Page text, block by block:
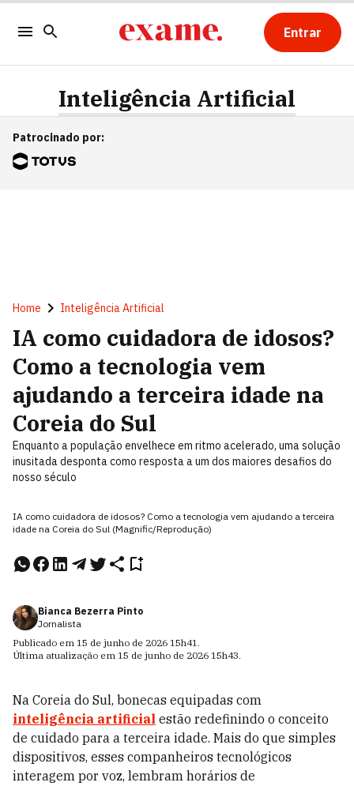
Entrar
Inteligência Artificial
Patrocinado por:
Home Inteligência Artificial
IA como cuidadora de idosos?
Como a tecnologia vem
ajudando a terceira idade na
Coreia do Sul
Enquanto a população envelhece em ritmo acelerado, uma solução
inusitada desponta como resposta a um dos maiores desafios do
nosso século
IA como cuidadora de idosos? Como a tecnologia vem ajudando a terceira
idade na Coreia do Sul (Magnific/Reprodução)
Bianca Bezerra Pinto
Jornalista
Publicado em 15 de junho de 2026 15h41.
Última atualização em 15 de junho de 2026 15h43.
Na Coreia do Sul, bonecas equipadas com
inteligência artificial estão redefinindo o conceito
de cuidado para a terceira idade. Mais do que simples
dispositivos, esses companheiros tecnológicos
interagem por voz, lembram horários de